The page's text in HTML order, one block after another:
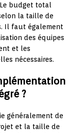
budget total
la taille de
Il faut également
des équipes
et les
nécessaires.
?
généralement de
et la taille de